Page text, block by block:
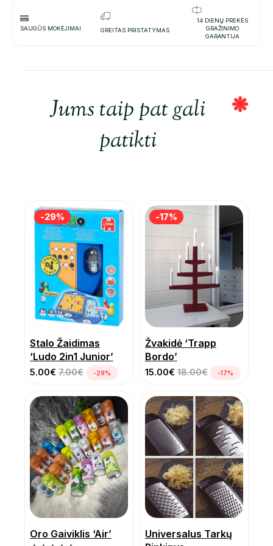
SAUGŪS MOKĖJIMAI GREITAS PRISTATYMAS
14 DIENŲ PREKĖS
GRAŽINIMO
GARANTIJA
Jums taip pat gali
patikti
Stalo Žaidimas
‘Ludo 2in1 Junior’
5.00€ 7.00€
-29%
-29%
-29%
Žvakidė ‘Trapp
Bordo’
15.00€ 18.00€
-17%
-17%
-17%
Oro Gaiviklis ‘Air’
Universalus Tarkų